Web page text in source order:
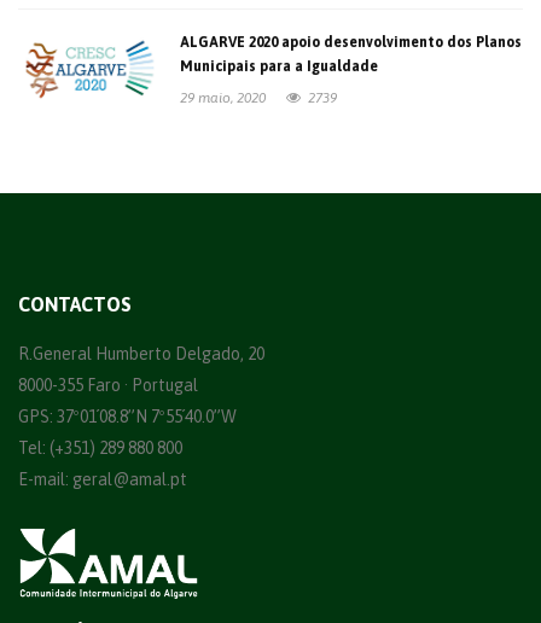
ALGARVE 2020 apoio desenvolvimento dos Planos
Municipais para a Igualdade
29 maio, 2020
2739
CONTACTOS
R.General Humberto Delgado, 20
8000-355 Faro · Portugal
GPS: 37º01´08.8”N 7º55´40.0”W
Tel: (+351) 289 880 800
E-mail: geral@amal.pt